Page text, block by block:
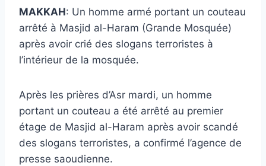
MAKKAH: Un homme armé portant un couteau
arrêté à Masjid al-Haram (Grande Mosquée)
après avoir crié des slogans terroristes à
l’intérieur de la mosquée.
Après les prières d’Asr mardi, un homme
portant un couteau a été arrêté au premier
étage de Masjid al-Haram après avoir scandé
des slogans terroristes, a confirmé l’agence de
presse saoudienne.